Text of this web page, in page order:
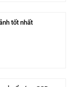
tốt nhất